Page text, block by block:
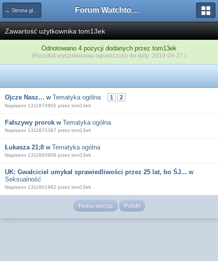
← Strona główna Forum Watchtower
Zawartość użytkownika tom13ek
Odnotowano 4 pozycji dodanych przez tom13ek
(Rezultat wyszukiwania ograniczony do daty: 2019-04-27 )
Ojcze Nasz... w Tematyka ogólna 1 2
Napisano 1311674901 przez tom13ek
Fałszywy prorok w Tematyka ogólna
Napisano 1311672387 przez tom13ek
Łukasza 21;8 w Tematyka ogólna
Napisano 1311665906 przez tom13ek
UK: Gwałciciel umykał sprawiedliwości przez 25 lat, bo ŚJ... w
Seksualność
Napisano 1311601962 przez tom13ek
Pełna wersja Polski